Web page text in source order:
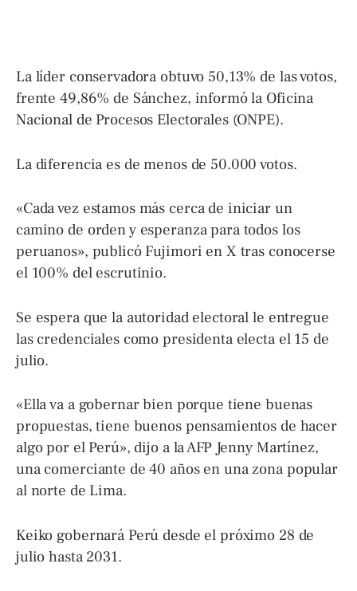
La líder conservadora obtuvo 50,13% de las votos,
frente 49,86% de Sánchez, informó la Oficina
Nacional de Procesos Electorales (ONPE).
La diferencia es de menos de 50.000 votos.
«Cada vez estamos más cerca de iniciar un
camino de orden y esperanza para todos los
peruanos», publicó Fujimori en X tras conocerse
el 100% del escrutinio.
Se espera que la autoridad electoral le entregue
las credenciales como presidenta electa el 15 de
julio.
«Ella va a gobernar bien porque tiene buenas
propuestas, tiene buenos pensamientos de hacer
algo por el Perú», dijo a la AFP Jenny Martínez,
una comerciante de 40 años en una zona popular
al norte de Lima.
Keiko gobernará Perú desde el próximo 28 de
julio hasta 2031.